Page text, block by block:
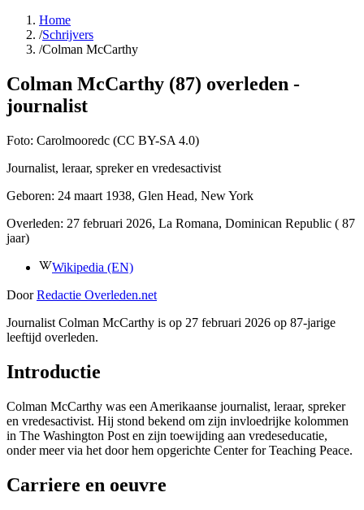
Home
/Schrijvers
/Colman McCarthy
Colman McCarthy (87) overleden -
journalist
Foto: Carolmooredc (CC BY-SA 4.0)
Journalist, leraar, spreker en vredesactivist
Geboren: 24 maart 1938, Glen Head, New York
Overleden: 27 februari 2026, La Romana, Dominican Republic ( 87
jaar)
Wikipedia (EN)
Door Redactie Overleden.net
Journalist Colman McCarthy is op 27 februari 2026 op 87-jarige
leeftijd overleden.
Introductie
Colman McCarthy was een Amerikaanse journalist, leraar, spreker
en vredesactivist. Hij stond bekend om zijn invloedrijke kolommen
in The Washington Post en zijn toewijding aan vredeseducatie,
onder meer via het door hem opgerichte Center for Teaching Peace.
Carriere en oeuvre